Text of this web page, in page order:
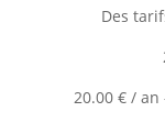
Des
20.00 € /